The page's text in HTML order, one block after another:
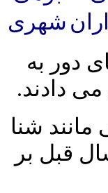
شهری
دور به
­دادند.
شنا
قبل بر